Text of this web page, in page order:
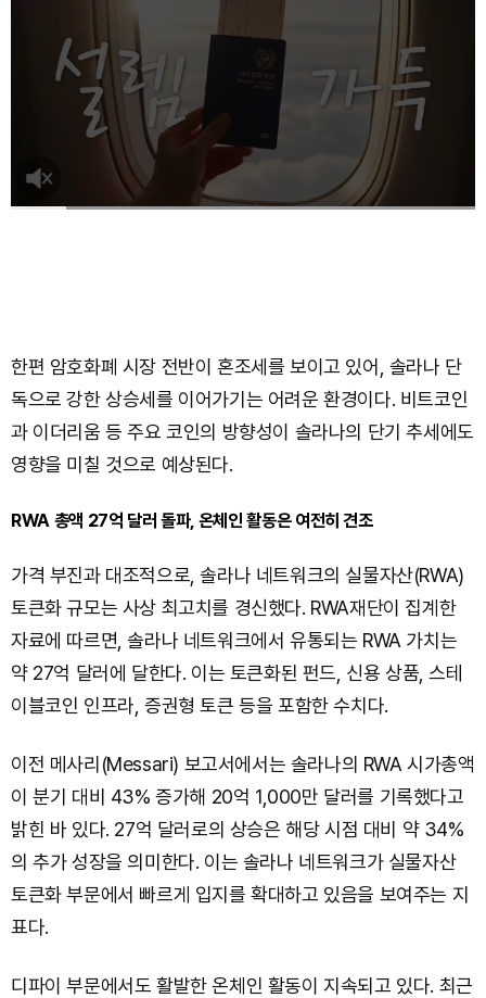
한편 암호화폐 시장 전반이 혼조세를 보이고 있어, 솔라나 단
독으로 강한 상승세를 이어가기는 어려운 환경이다. 비트코인
과 이더리움 등 주요 코인의 방향성이 솔라나의 단기 추세에도
영향을 미칠 것으로 예상된다.
RWA 총액 27억 달러 돌파, 온체인 활동은 여전히 견조
가격 부진과 대조적으로, 솔라나 네트워크의 실물자산(RWA)
토큰화 규모는 사상 최고치를 경신했다. RWA재단이 집계한
자료에 따르면, 솔라나 네트워크에서 유통되는 RWA 가치는
약 27억 달러에 달한다. 이는 토큰화된 펀드, 신용 상품, 스테
이블코인 인프라, 증권형 토큰 등을 포함한 수치다.
이전 메사리(Messari) 보고서에서는 솔라나의 RWA 시가총액
이 분기 대비 43% 증가해 20억 1,000만 달러를 기록했다고
밝힌 바 있다. 27억 달러로의 상승은 해당 시점 대비 약 34%
의 추가 성장을 의미한다. 이는 솔라나 네트워크가 실물자산
토큰화 부문에서 빠르게 입지를 확대하고 있음을 보여주는 지
표다.
디파이 부문에서도 활발한 온체인 활동이 지속되고 있다. 최근